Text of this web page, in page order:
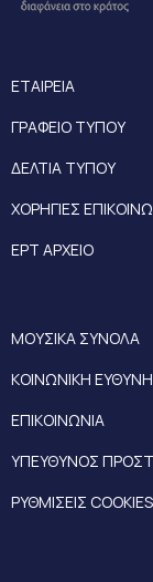
ΕΤΑΙΡΕΙΑ
ΓΡΑΦΕΙΟ ΤΥΠΟΥ
ΔΕΛΤΙΑ ΤΥΠΟΥ
ΧΟΡΗΓΙΕΣ
ΕΡΤ ΑΡΧΕΙΟ
ΜΟΥΣΙΚΑ ΣΥΝΟΛΑ
ΚΟΙΝΩΝΙΚΗ ΕΥΘΥΝΗ
ΕΠΙΚΟΙΝΩΝΙΑ
ΥΠΕΥΘΥΝΟΣ
ΡΥΘΜΙΣΕΙΣ COOKIES